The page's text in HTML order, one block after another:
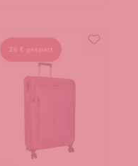
26 € gespart